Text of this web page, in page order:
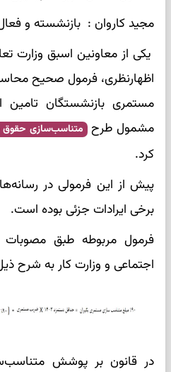
مجید کاروان : بازنشسته و
یکی از معاونین اسبق وزارت
اظهارنظری، فرمول صحیح
مستمری بازنشستگان
مشمول طرح متناسب‌سازی حقوق
کرد.
پیش از این فرمولی در
برخی ایرادات جزئی بوده است.
فرمول مربوطه طبق مصوبات
اجتماعی و وزارت کار به شرح
در قانون بر پوشش